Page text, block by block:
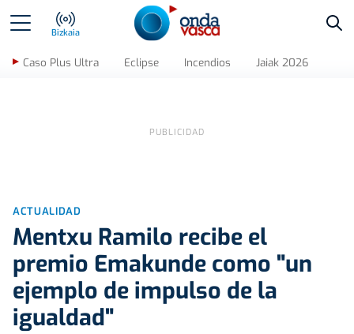
Bizkaia
Caso Plus Ultra Eclipse Incendios Jaiak 2026
ACTUALIDAD
Mentxu Ramilo recibe el
premio Emakunde como "un
ejemplo de impulso de la
igualdad"